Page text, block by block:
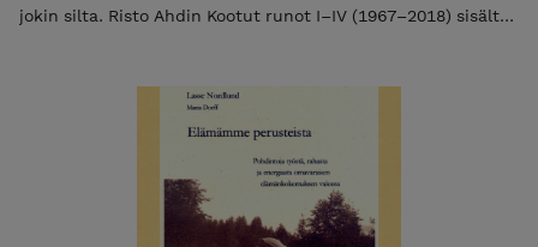
jokin silta. Risto Ahdin Kootut runot I–IV (1967–2018) sisältää
opetustyöllään lyönyt väkevän leimansa suomalaiseen
nykyrunouteen ja sanan alkemiaan. Runokokoelma, 2023
INFO: 500 sivua, pehmeäkantinen, koko: 175 x 210, paino:
757 gr ISBN: 978-952-7256-46-6